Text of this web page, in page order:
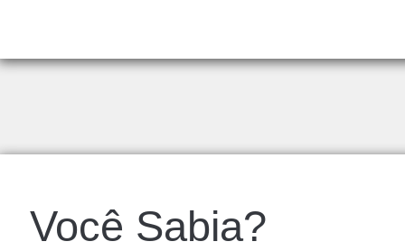
Você Sabia?